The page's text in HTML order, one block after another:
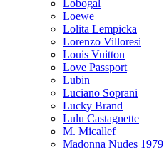
Lobogal
Loewe
Lolita Lempicka
Lorenzo Villoresi
Louis Vuitton
Love Passport
Lubin
Luciano Soprani
Lucky Brand
Lulu Castagnette
M. Micallef
Madonna Nudes 1979